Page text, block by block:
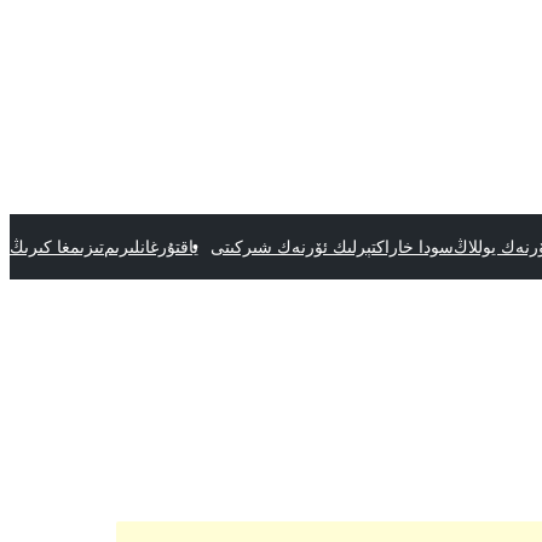
يوللاڭسودا خاراكتېرلىك ئۆرنەك شىركىتى ياقتۇرغانلىرىمتىزىمغا كىرىڭ